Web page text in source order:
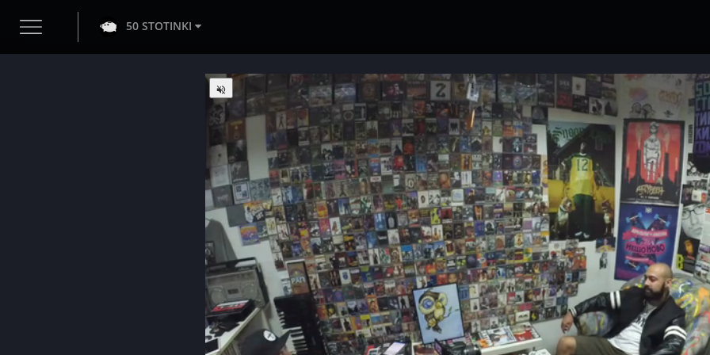
50 STOTINKI